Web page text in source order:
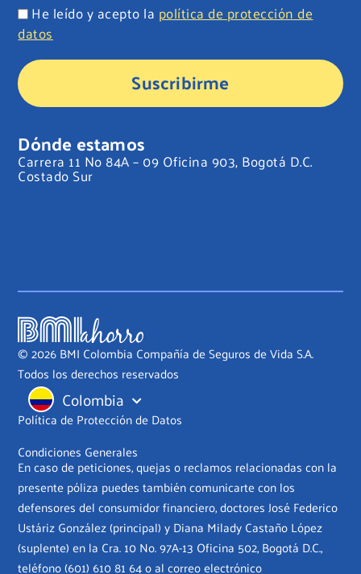
He leído y acepto la política de protección de
datos
Suscribirme
Dónde estamos
Carrera 11 No 84A – 09 Oficina 903, Bogotá D.C.
Costado Sur
© 2026 BMI Colombia Compañía de Seguros de Vida S.A.
Todos los derechos reservados
Colombia
Política de Protección de Datos
Condiciones Generales
En caso de peticiones, quejas o reclamos relacionadas con la
presente póliza puedes también comunicarte con los
defensores del consumidor financiero, doctores José Federico
Ustáriz González (principal) y Diana Milady Castaño López
(suplente) en la Cra. 10 No. 97A-13 Oficina 502, Bogotá D.C.,
teléfono(601) 610 81 64o al correo electrónico